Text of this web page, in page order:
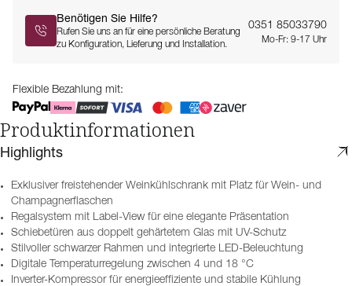
Benötigen Sie Hilfe?
Rufen Sie uns an für eine persönliche Beratung
zu Konfiguration, Lieferung und Installation.
0351 85033790
Mo-Fr: 9-17 Uhr
Flexible Bezahlung mit:
Produktinformationen
Highlights
Exklusiver freistehender Weinkühlschrank mit Platz für Wein- und
Champagnerflaschen
Regalsystem mit Label-View für eine elegante Präsentation
Schiebetüren aus doppelt gehärtetem Glas mit UV-Schutz
Stilvoller schwarzer Rahmen und integrierte LED-Beleuchtung
Digitale Temperaturregelung zwischen 4 und 18 °C
Inverter-Kompressor für energieeffiziente und stabile Kühlung